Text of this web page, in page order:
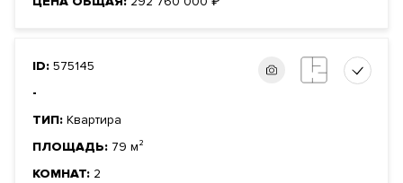
ID: 575145
-
ТИП: Квартира
ПЛОЩАДЬ: 79 м²
КОМНАТ: 2